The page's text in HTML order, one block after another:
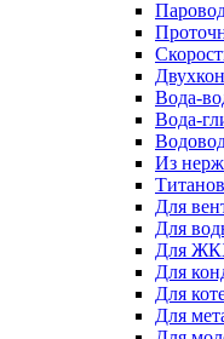
Вода-
Вода-
Из
Для
Для
Для
Для
Для
Для